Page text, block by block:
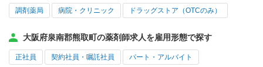
調剤薬局 病院・クリニック ドラッグストア（OTCのみ）
大阪府泉南郡熊取町の薬剤師求人を雇用形態で探す
正社員 契約社員・嘱託社員 パート・アルバイト